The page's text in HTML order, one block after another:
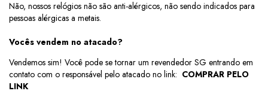
Não, nossos relógios não são anti-alérgicos, não sendo indicados para
pessoas alérgicas a metais.
Vocês vendem no atacado?
Vendemos sim! Você pode se tornar um revendedor SG entrando em
contato com o responsável pelo atacado no link: COMPRAR PELO
LINK